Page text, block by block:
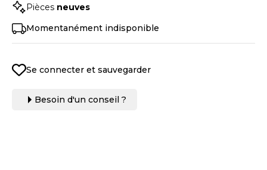
Pièces neuves
Momentanément indisponible
Se connecter et sauvegarder
Besoin d'un conseil ?